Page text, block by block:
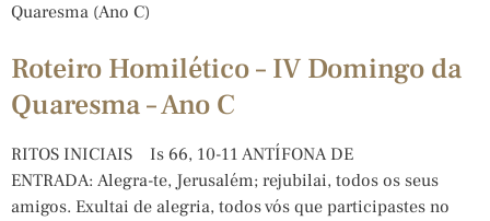
Quaresma (Ano C)
Roteiro Homilético – IV Domingo da
Quaresma – Ano C
RITOS INICIAIS Is 66, 10-11 ANTÍFONA DE
ENTRADA: Alegra-te, Jerusalém; rejubilai, todos os seus
amigos. Exultai de alegria, todos vós que participastes no